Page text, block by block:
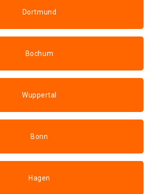
Dortmund
Bochum
Wuppertal
Bonn
Hagen